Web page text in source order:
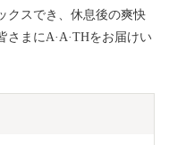
クスでき、休息後の爽快
さまにA·A·THをお届けい